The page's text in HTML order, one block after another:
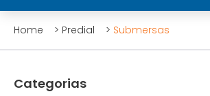
Home > Predial > Submersas
Categorias